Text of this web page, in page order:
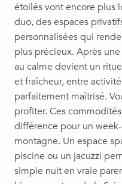
étoilés vont encore plus
duo, des espaces
personnalisées qui
plus précieux. Après
au calme devient un
et fraîcheur, entre
parfaitement maîtrisé.
profiter. Ces
différence pour un
montagne. Un espace
piscine ou un jacuzzi
simple nuit en vraie